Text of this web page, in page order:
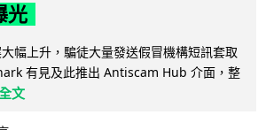
光
幅上升，騙徒大量發送假冒機構短訊套取
有見及此推出 Antiscam Hub 介面，整
文